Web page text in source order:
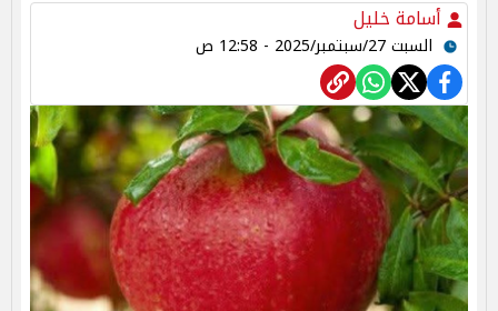
أسامة خليل
السبت 27/سبتمبر/2025 - 12:58 ص